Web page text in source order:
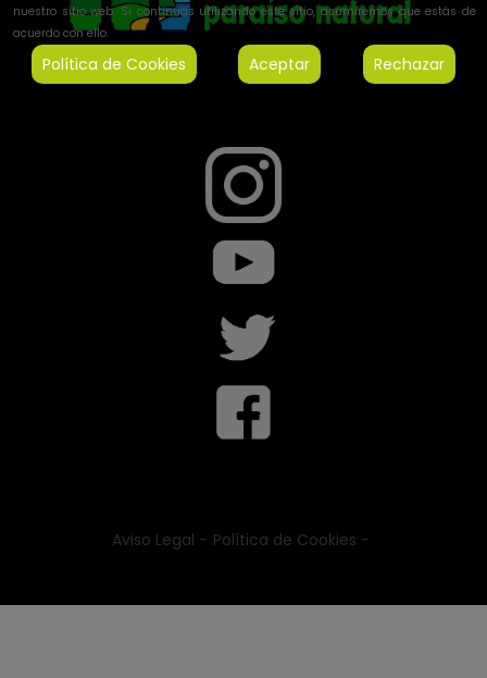
Aviso Legal - Política de Cookies -
nuestro sitio web. Si continúas utilizando este sitio, asumiremos que estás de
acuerdo con ello.
Política de Cookies Aceptar Rechazar